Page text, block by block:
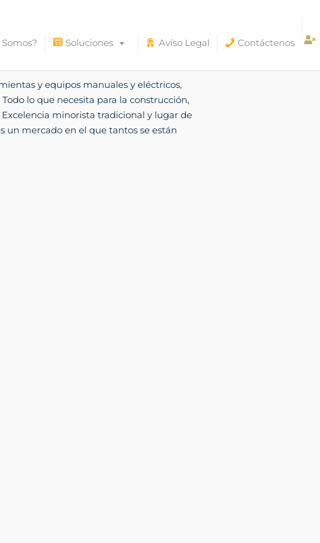
Soluciones Aviso Legal Contáctenos
y equipos manuales y eléctricos,
lo que necesita para la construcción,
minorista tradicional y lugar de
un mercado en el que tantos se están